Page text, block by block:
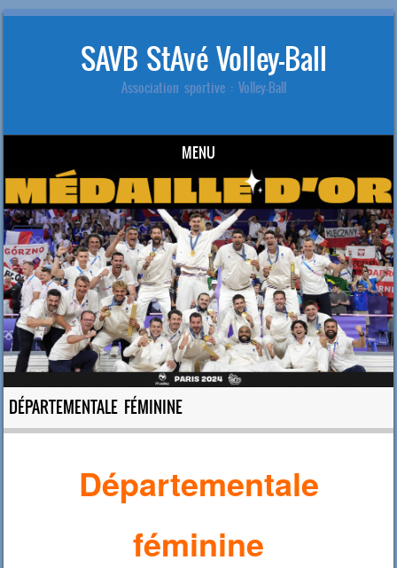
SAVB StAvé Volley-Ball
Association sportive : Volley-Ball
MENU
Skip to content
DÉPARTEMENTALE FÉMININE
Départementale
féminine